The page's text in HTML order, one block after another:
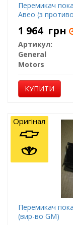
Перемикач
Авео (з
1 964 грн
Артикул:
General
Motors
КУПИТИ
Перемикач
(вир-во GM)
Оригінал